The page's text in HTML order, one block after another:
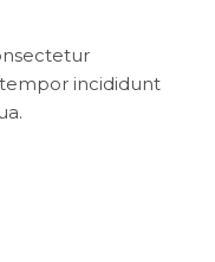
incididunt